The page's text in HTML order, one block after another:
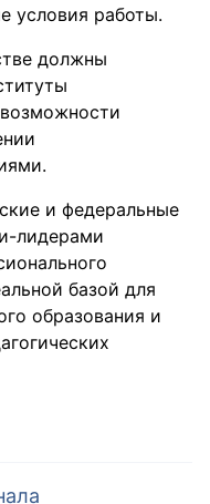
условия работы.
должны
и федеральные
лидерами
базой для
образования и